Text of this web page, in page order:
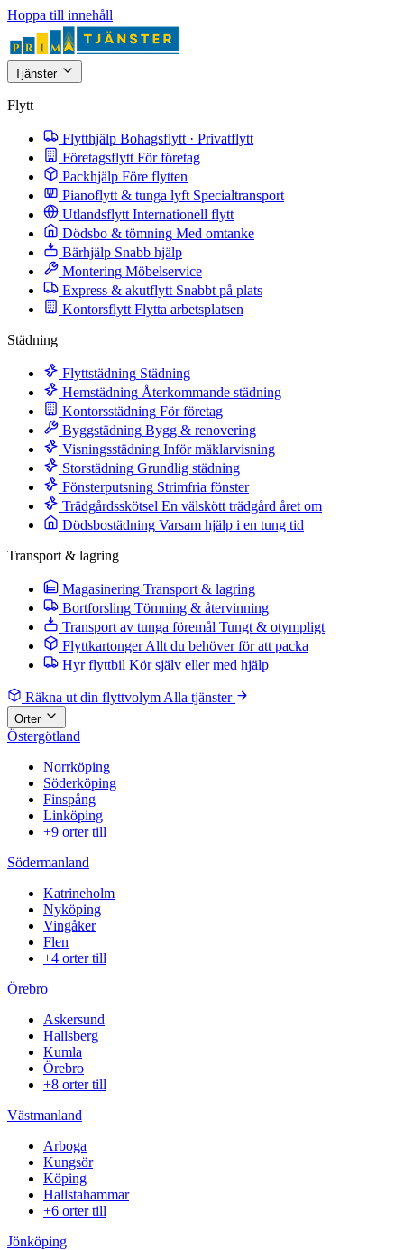
Hoppa till innehåll
Tjänster
Flytt
Flytthjälp Bohagsflytt · Privatflytt
Företagsflytt För företag
Packhjälp Före flytten
Pianoflytt & tunga lyft Specialtransport
Utlandsflytt Internationell flytt
Dödsbo & tömning Med omtanke
Bärhjälp Snabb hjälp
Montering Möbelservice
Express & akutflytt Snabbt på plats
Kontorsflytt Flytta arbetsplatsen
Städning
Flyttstädning Städning
Hemstädning Återkommande städning
Kontorsstädning För företag
Byggstädning Bygg & renovering
Visningsstädning Inför mäklarvisning
Storstädning Grundlig städning
Fönsterputsning Strimfria fönster
Trädgårdsskötsel En välskött trädgård året om
Dödsbostädning Varsam hjälp i en tung tid
Transport & lagring
Magasinering Transport & lagring
Bortforsling Tömning & återvinning
Transport av tunga föremål Tungt & otympligt
Flyttkartonger Allt du behöver för att packa
Hyr flyttbil Kör själv eller med hjälp
Räkna ut din flyttvolym Alla tjänster
Orter
Östergötland
Norrköping
Söderköping
Finspång
Linköping
+9 orter till
Södermanland
Katrineholm
Nyköping
Vingåker
Flen
+4 orter till
Örebro
Askersund
Hallsberg
Kumla
Örebro
+8 orter till
Västmanland
Arboga
Kungsör
Köping
Hallstahammar
+6 orter till
Jönköping